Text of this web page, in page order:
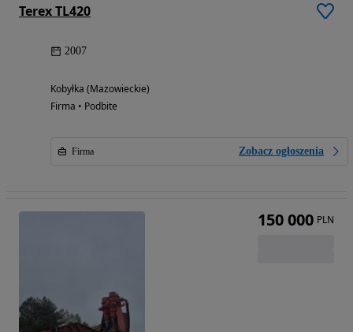
Terex TL420
2007
Kobyłka (Mazowieckie)
Firma • Podbite
Firma Zobacz ogłoszenia
150 000 PLN